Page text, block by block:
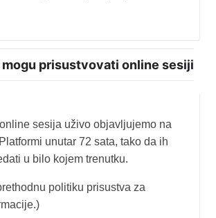
mogu prisustvovati online sesiji
sesija uživo objavljujemo na
unutar 72 sata, tako da ih
u bilo kojem trenutku.
politiku prisustva za